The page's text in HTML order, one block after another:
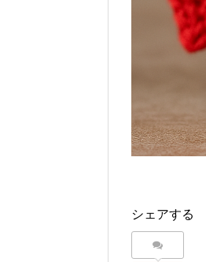
シェアする